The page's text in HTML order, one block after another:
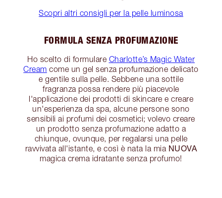
Scopri altri consigli per la pelle luminosa
FORMULA SENZA PROFUMAZIONE
Ho scelto di formulare Charlotte’s Magic Water
Cream come un gel senza profumazione delicato
e gentile sulla pelle. Sebbene una sottile
fragranza possa rendere più piacevole
l'applicazione dei prodotti di skincare e creare
un'esperienza da spa, alcune persone sono
sensibili ai profumi dei cosmetici; volevo creare
un prodotto senza profumazione adatto a
chiunque, ovunque, per regalarsi una pelle
ravvivata all'istante, e così è nata la mia NUOVA
magica crema idratante senza profumo!